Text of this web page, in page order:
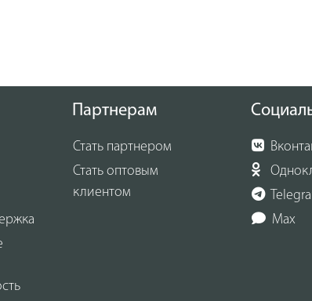
Партнерам
Стать партнером
Стать оптовым
клиентом
Max